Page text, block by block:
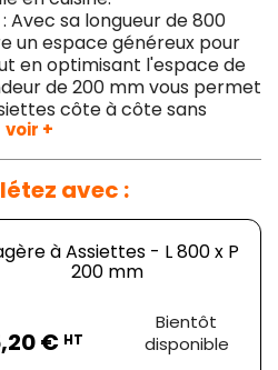
: Avec sa longueur de 800
un espace généreux pour
en optimisant l'espace de
de 200 mm vous permet
côte à côte sans
est conçue sans dosseret,
contre le mur et
facile.
couleur argentée et son
s'adapte à tous les
modernes, traditionnels
des matériaux de qualité
garantit une longue durée
optimale aux chocs et aux
voir +
avec :
à Assiettes - L 800 x P
200 mm
€ HT
Bientôt
disponible